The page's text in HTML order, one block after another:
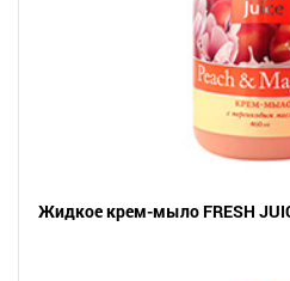
Жидкое крем-мыло FRESH